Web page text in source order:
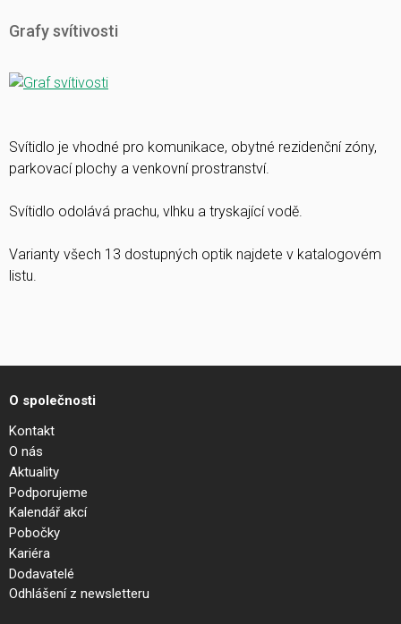
Grafy svítivosti
Svítidlo je vhodné pro komunikace, obytné rezidenční zóny,
parkovací plochy a venkovní prostranství.
Svítidlo odolává prachu, vlhku a tryskající vodě.
Varianty všech 13 dostupných optik najdete v katalogovém
listu.
O společnosti
Kontakt
O nás
Aktuality
Podporujeme
Kalendář akcí
Pobočky
Kariéra
Dodavatelé
Odhlášení z newsletteru